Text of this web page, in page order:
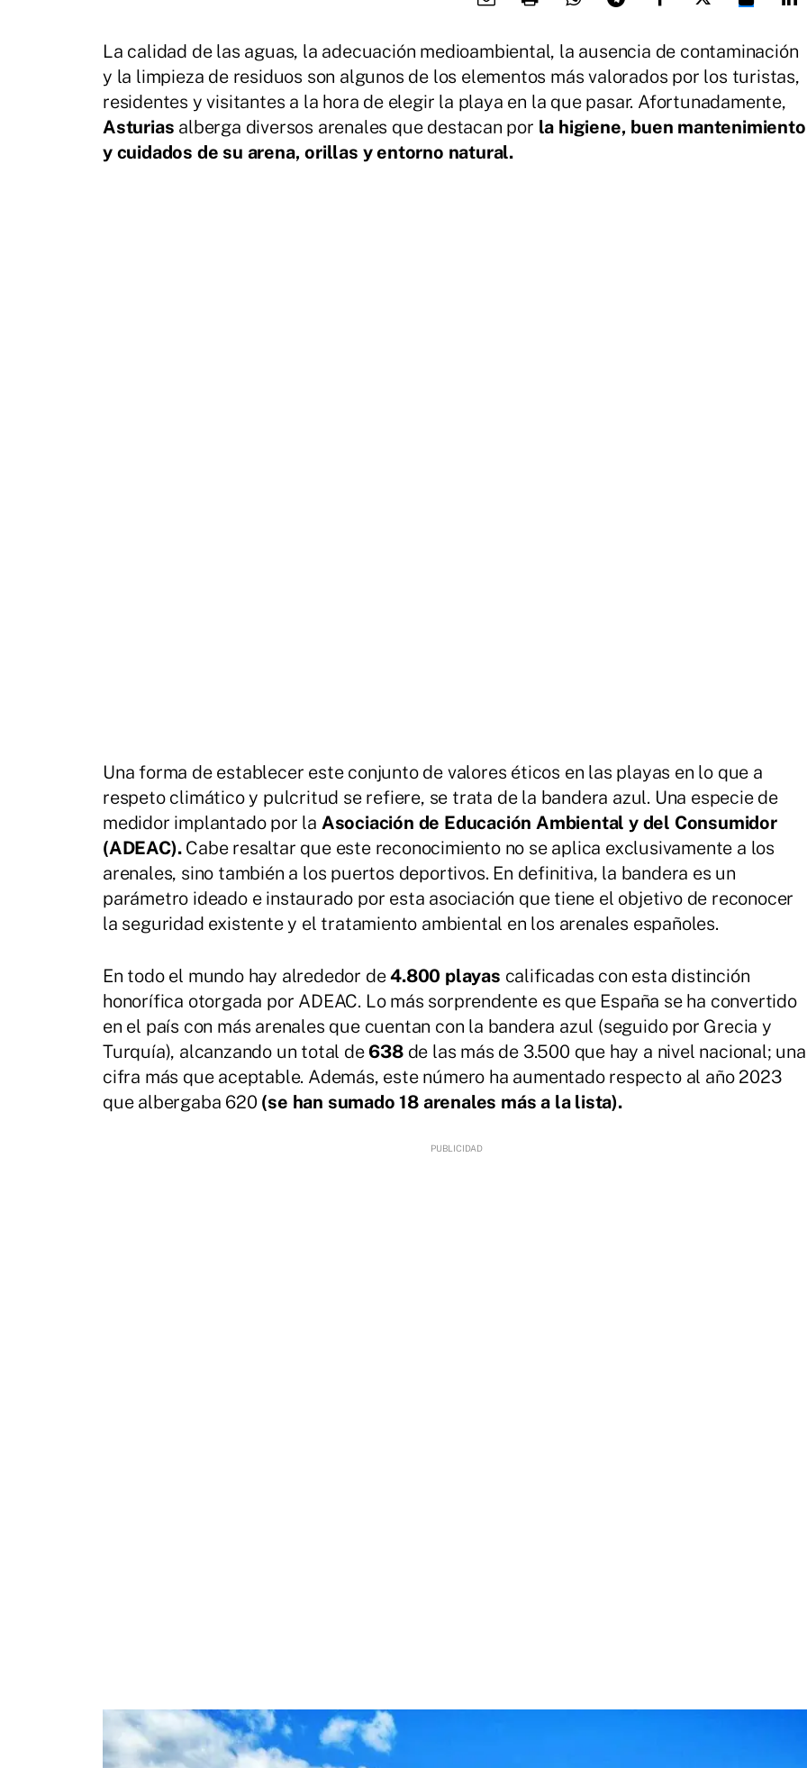
La calidad de las aguas, la adecuación medioambiental, la ausencia de contaminación
y la limpieza de residuos son algunos de los elementos más valorados por los turistas,
residentes y visitantes a la hora de elegir la playa en la que pasar. Afortunadamente,
Asturias alberga diversos arenales que destacan por la higiene, buen mantenimiento
y cuidados de su arena, orillas y entorno natural.
Una forma de establecer este conjunto de valores éticos en las playas en lo que a
respeto climático y pulcritud se refiere, se trata de la bandera azul. Una especie de
medidor implantado por la Asociación de Educación Ambiental y del Consumidor
(ADEAC).Cabe resaltar que este reconocimiento no se aplica exclusivamente a los
arenales, sino también a los puertos deportivos. En definitiva, la bandera es un
parámetro ideado e instaurado por esta asociación que tiene el objetivo de reconocer
la seguridad existente y el tratamiento ambiental en los arenales españoles.
En todo el mundo hay alrededor de4.800 playas calificadas con esta distinción
honorífica otorgada por ADEAC. Lo más sorprendente es que España se ha convertido
en el país con más arenales que cuentan con la bandera azul (seguido por Grecia y
Turquía), alcanzando un total de638de las más de 3.500 que hay a nivel nacional; una
cifra más que aceptable. Además, este número ha aumentado respecto al año 2023
que albergaba 620 (se han sumado 18 arenales más a la lista).